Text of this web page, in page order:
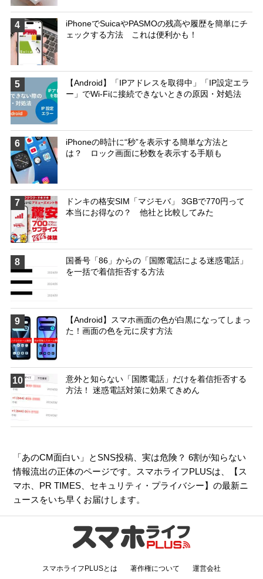
4
iPhoneでSuicaやPASMOの残高や履歴を簡単にチ
ェックする方法 これは便利かも！
5
【Android】「IPアドレスを取得中」「IP設定エラ
ー」でWi-Fiに接続できないときの原因・対処法
6
iPhoneの時計に“秒”を表示する簡単な方法と
は？ ロック画面に秒数を表示する手順も
7
ドンキの格安SIM「マジモバ」 3GBで770円って
本当にお得なの？ 他社と比較してみた
8
国番号「86」からの「国際電話による迷惑電話」
を一括で着信拒否する方法
9
【Android】スマホ画面の色が白黒になってしまっ
た！画面の色を元に戻す方法
10
意外と知らない「国際電話」だけを着信拒否する
方法！ 迷惑電話対策に効果てきめん
「あのCM面白い」とSNS投稿、実は危険？ 6割が知らない
情報流出の正体のページです。スマホライフPLUSは、【 ス
マホ
PR TIMES セキュリティ・プライバシー】の最新ニ
ュースをいち早くお届けします。
スマホライフPLUSとは 著作権について
運営会社